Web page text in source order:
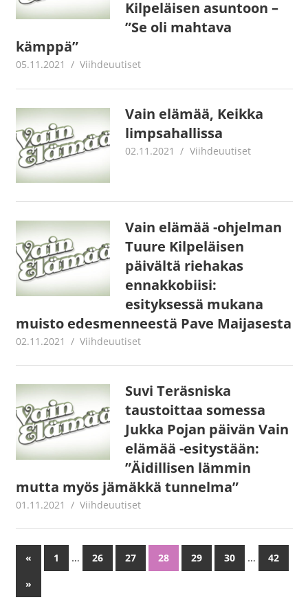
Kilpeläisen asuntoon –
”Se oli mahtava
kämppä”
05.11.2021 Juha Kaunisto
Viihdeuutiset
Vain elämää, Keikka
limpsahallissa
02.11.2021 Juha Kaunisto
Viihdeuutiset
Vain elämää -ohjelman
Tuure Kilpeläisen
päivältä riehakas
ennakkobiisi:
esityksessä mukana
muisto edesmenneestä Pave Maijasesta
02.11.2021 Juha Kaunisto
Viihdeuutiset
Suvi Teräsniska
taustoittaa somessa
Jukka Pojan päivän Vain
elämää -esitystään:
”Äidillisen lämmin
mutta myös jämäkkä tunnelma”
01.11.2021 Juha Kaunisto
Viihdeuutiset
Artikkelien
selaus
« Previous
Posts
1 … 26 27 28 29 30 …
42
Next
Posts
»